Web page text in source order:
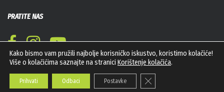
PRATITE NAS
Kako bismo vam pružili najbolje korisničko iskustvo, koristimo kolačiće!
Više o kolačićima saznajte na stranici Korištenje kolačića.
Prihvati Odbaci Postavke Close GDPR Cookie Banner